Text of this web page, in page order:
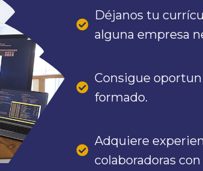
Déjanos tu
alguna empresa
Consigue
formado.
Adquiere
colaboradoras con